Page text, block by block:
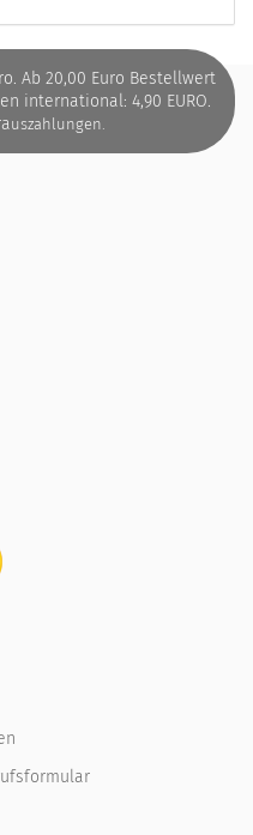
Ab 20,00 Euro Bestellwert
international: 4,90 EURO.
uszahlungen.